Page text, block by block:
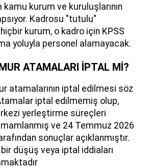
kurum ve kuruluşlarının
Kadrosu "tutulu"
kurum, o kadro için KPSS
yoluyla personel alamayacak.
ATAMALARI İPTAL Mİ?
atamalarının iptal edilmesi söz
iptal edilmemiş olup,
yerleştirme süreçleri
ve 24 Temmuz 2026
sonuçlar açıklanmıştır.
düşüş veya iptal iddiaları